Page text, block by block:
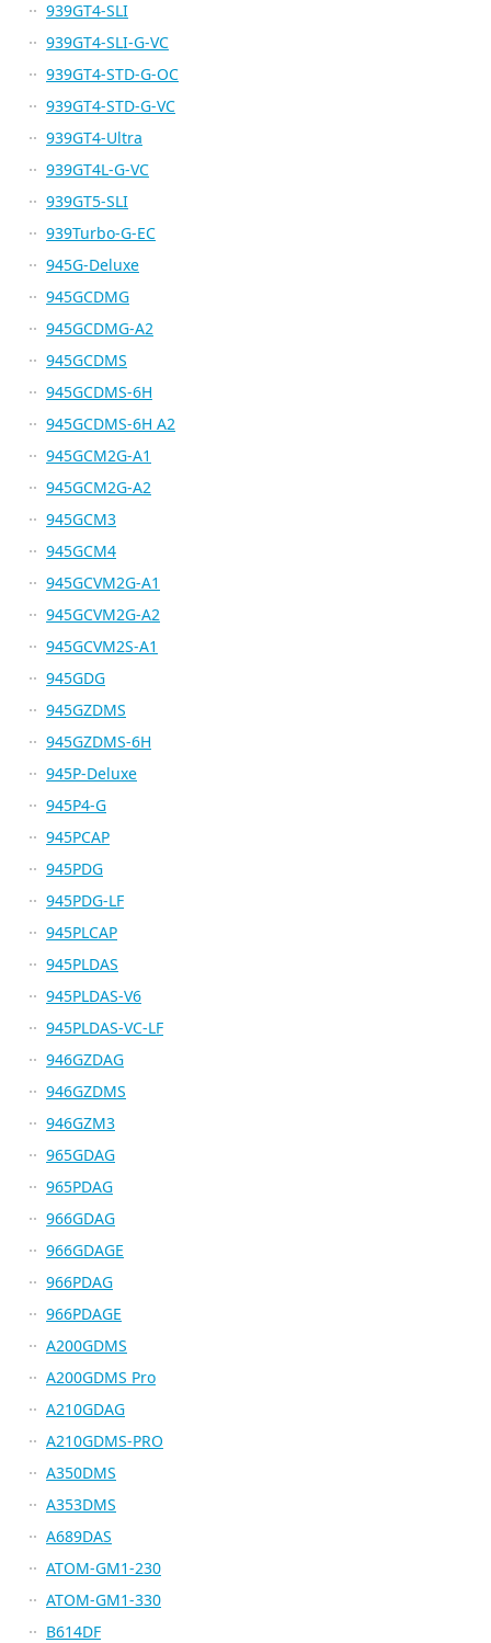
939GT4-SLI
939GT4-SLI-G-VC
939GT4-STD-G-OC
939GT4-STD-G-VC
939GT4-Ultra
939GT4L-G-VC
939GT5-SLI
939Turbo-G-EC
945G-Deluxe
945GCDMG
945GCDMG-A2
945GCDMS
945GCDMS-6H
945GCDMS-6H A2
945GCM2G-A1
945GCM2G-A2
945GCM3
945GCM4
945GCVM2G-A1
945GCVM2G-A2
945GCVM2S-A1
945GDG
945GZDMS
945GZDMS-6H
945P-Deluxe
945P4-G
945PCAP
945PDG
945PDG-LF
945PLCAP
945PLDAS
945PLDAS-V6
945PLDAS-VC-LF
946GZDAG
946GZDMS
946GZM3
965GDAG
965PDAG
966GDAG
966GDAGE
966PDAG
966PDAGE
A200GDMS
A200GDMS Pro
A210GDAG
A210GDMS-PRO
A350DMS
A353DMS
A689DAS
ATOM-GM1-230
ATOM-GM1-330
B614DF